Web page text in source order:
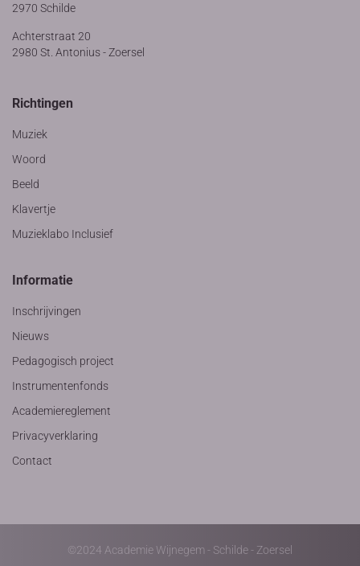
2970 Schilde
Achterstraat 20
2980 St. Antonius - Zoersel
Richtingen
Muziek
Woord
Beeld
Klavertje
Muzieklabo Inclusief
Informatie
Inschrijvingen
Nieuws
Pedagogisch project
Instrumentenfonds
Academiereglement
Privacyverklaring
Contact
©2024 Academie Wijnegem - Schilde - Zoersel